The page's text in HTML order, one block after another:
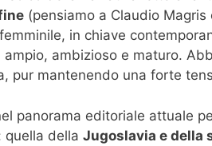
(pensiamo a Claudio
in chiave
ampio, ambizioso e maturo.
pur mantenendo una forte
panorama editoriale attuale
quella della Jugoslavia e della